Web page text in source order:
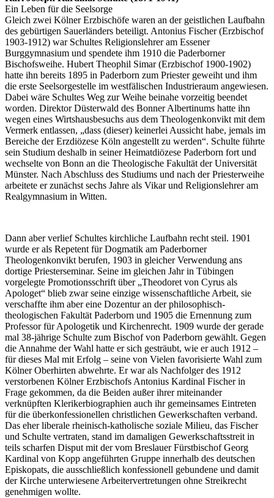
Ein Leben für die Seelsorge
Gleich zwei Kölner Erzbischöfe waren an der geistlichen Laufbahn
des gebürtigen Sauerländers beteiligt. Antonius Fischer (Erzbischof
1903-1912) war Schultes Religionslehrer am Essener
Burggymnasium und spendete ihm 1910 die Paderborner
Bischofsweihe. Hubert Theophil Simar (Erzbischof 1900-1902)
hatte ihn bereits 1895 in Paderborn zum Priester geweiht und ihm
die erste Seelsorgestelle im westfälischen Industrieraum angewiesen.
Dabei wäre Schultes Weg zur Weihe beinahe vorzeitig beendet
worden. Direktor Düsterwald des Bonner Albertinums hatte ihn
wegen eines Wirtshausbesuchs aus dem Theologenkonvikt mit dem
Vermerk entlassen, „dass (dieser) keinerlei Aussicht habe, jemals im
Bereiche der Erzdiözese Köln angestellt zu werden“. Schulte führte
sein Studium deshalb in seiner Heimatdiözese Paderborn fort und
wechselte von Bonn an die Theologische Fakultät der Universität
Münster. Nach Abschluss des Studiums und nach der Priesterweihe
arbeitete er zunächst sechs Jahre als Vikar und Religionslehrer am
Realgymnasium in Witten.
Dann aber verlief Schultes kirchliche Laufbahn recht steil. 1901
wurde er als Repetent für Dogmatik am Paderborner
Theologenkonvikt berufen, 1903 in gleicher Verwendung ans
dortige Priesterseminar. Seine im gleichen Jahr in Tübingen
vorgelegte Promotionsschrift über „Theodoret von Cyrus als
Apologet“ blieb zwar seine einzige wissenschaftliche Arbeit, sie
verschaffte ihm aber eine Dozentur an der philosophisch-
theologischen Fakultät Paderborn und 1905 die Ernennung zum
Professor für Apologetik und Kirchenrecht. 1909 wurde der gerade
mal 38-jährige Schulte zum Bischof von Paderborn gewählt. Gegen
die Annahme der Wahl hatte er sich gesträubt, wie er auch 1912 –
für dieses Mal mit Erfolg – seine von Vielen favorisierte Wahl zum
Kölner Oberhirten abwehrte. Er war als Nachfolger des 1912
verstorbenen Kölner Erzbischofs Antonius Kardinal Fischer in
Frage gekommen, da die Beiden außer ihrer miteinander
verknüpften Klerikerbiographien auch ihr gemeinsames Eintreten
für die überkonfessionellen christlichen Gewerkschaften verband.
Das eher liberale rheinisch-katholische soziale Milieu, das Fischer
und Schulte vertraten, stand im damaligen Gewerkschaftsstreit in
teils scharfen Disput mit der vom Breslauer Fürstbischof Georg
Kardinal von Kopp angeführten Gruppe innerhalb des deutschen
Episkopats, die ausschließlich konfessionell gebundene und damit
der Kirche unterwiesene Arbeitervertretungen ohne Streikrecht
genehmigen wollte.